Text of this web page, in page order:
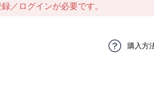
／ログインが必要です。
購入方